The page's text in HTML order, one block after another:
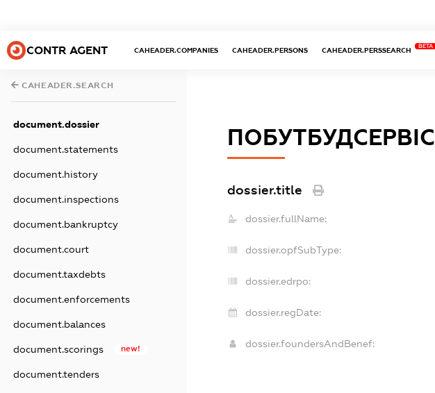
CONTR AGENT CAHEADER.COMPANIES CAHEADER.PERSONS CAHEADER.PERSSEARCH
BETA
CAHEADER.SEARCH
document.dossier
document.statements
document.history
document.inspections
document.bankruptcy
document.court
document.taxdebts
document.enforcements
document.balances
document.scorings new!
document.tenders
ПОБУТБУДСЕРВІС
dossier.title
dossier.fullName:
dossier.opfSubType:
dossier.edrpo:
dossier.regDate:
dossier.foundersAndBenef: